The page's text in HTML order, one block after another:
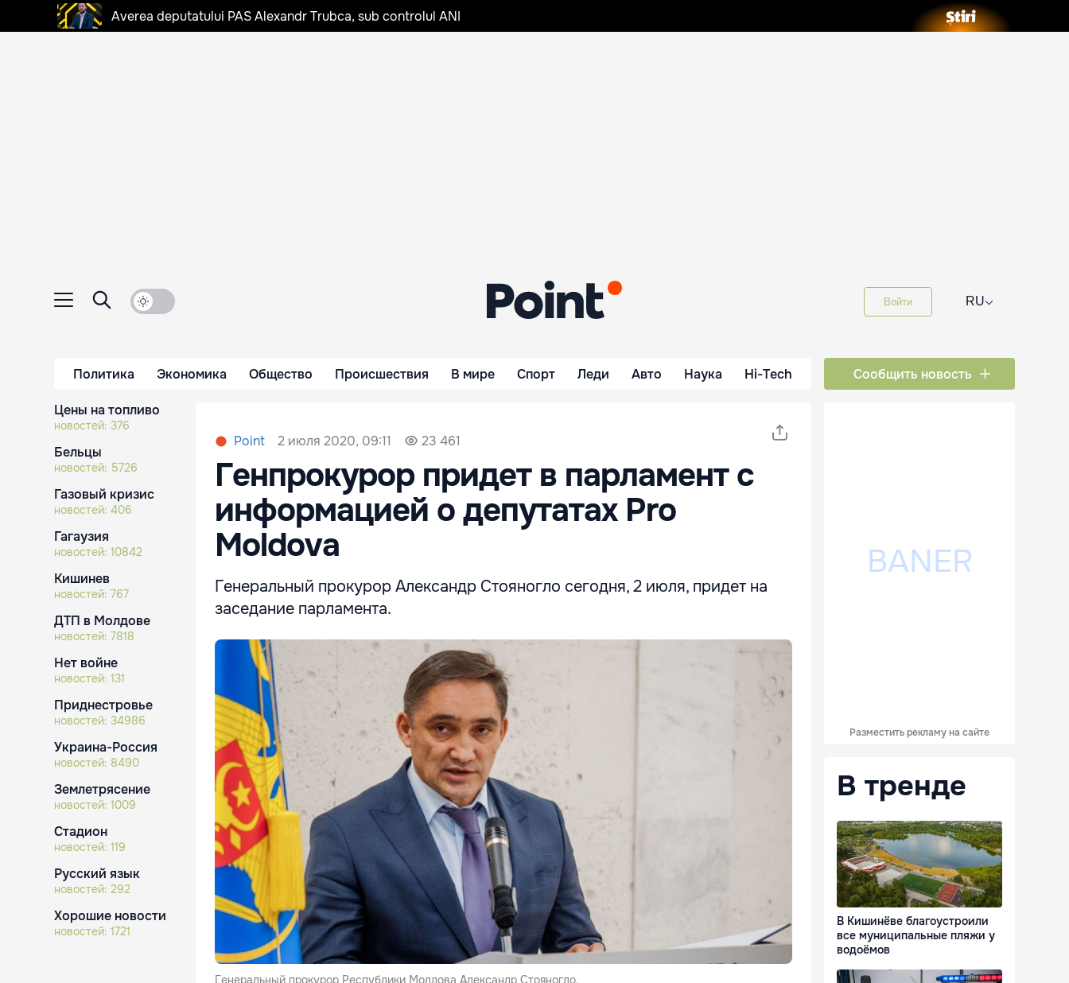
Averea deputatului PAS Alexandr Trubca, sub controlul ANI
Войти RU⌵
Политика Экономика Общество Происшествия В мире Спорт Леди Авто Наука Hi-Tech Сообщить новость
Цены на топливо
новостей: 376
Бельцы
новостей: 5726
Газовый кризис
новостей: 406
Гагаузия
новостей: 10842
Кишинев
новостей: 767
ДТП в Молдове
новостей: 7818
Нет войне
новостей: 131
Приднестровье
новостей: 34986
Украина-Россия
новостей: 8490
Землетрясение
новостей: 1009
Стадион
новостей: 119
Русский язык
новостей: 292
Хорошие новости
новостей: 1721
Point 2 июля 2020, 09:11 23 461
Генпрокурор придет в парламент с
информацией о депутатах Pro
Moldova
Генеральный прокурор Александр Стояногло сегодня, 2 июля, придет на
заседание парламента.
Генеральный прокурор Республики Молдова Александр Стояногло.
Разместить рекламу на сайте
В тренде
В Кишинёве благоустроили
все муниципальные пляжи у
водоёмов